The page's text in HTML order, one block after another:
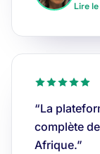
Lire
“La
complète
Afrique.”